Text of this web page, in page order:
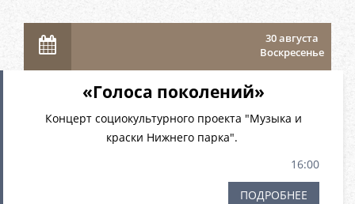
30 августа
Воскресенье
«Голоса поколений»
Концерт социокультурного проекта "Музыка и
краски Нижнего парка".
16:00
ПОДРОБНЕЕ